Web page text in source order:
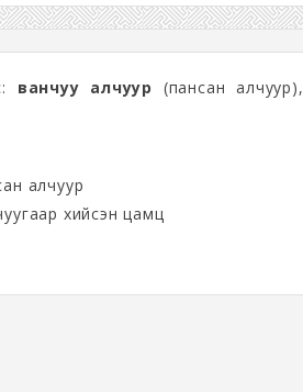
ванчуу алчуур (пансан алчуур),
алчуур
хийсэн цамц